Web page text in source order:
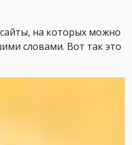
на которых можно
словами. Вот так это